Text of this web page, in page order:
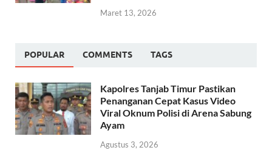
Maret 13, 2026
POPULAR COMMENTS TAGS
Kapolres Tanjab Timur Pastikan
Penanganan Cepat Kasus Video
Viral Oknum Polisi di Arena Sabung
Ayam
Agustus 3, 2026